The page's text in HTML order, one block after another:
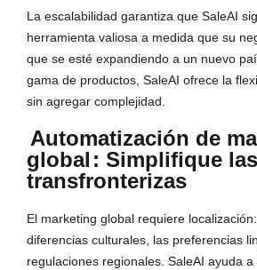
La escalabilidad garantiza que SaleAI
herramienta valiosa a medida que su
que se esté expandiendo a un nuevo
gama de productos, SaleAI ofrece la
sin agregar complejidad.
Automatización de
global : Simplifique
transfronterizas
El marketing global requiere
diferencias culturales, las preferencias
regulaciones regionales. SaleAI ayuda